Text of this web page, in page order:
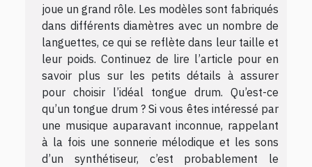
joue un grand rôle. Les modèles sont fabriqués
dans différents diamètres avec un nombre de
languettes, ce qui se reflète dans leur taille et
leur poids. Continuez de lire l’article pour en
savoir plus sur les petits détails à assurer
pour choisir l’idéal tongue drum. Qu’est-ce
qu’un tongue drum ? Si vous êtes intéressé par
une musique auparavant inconnue, rappelant
à la fois une sonnerie mélodique et les sons
d’un synthétiseur, c’est probablement le